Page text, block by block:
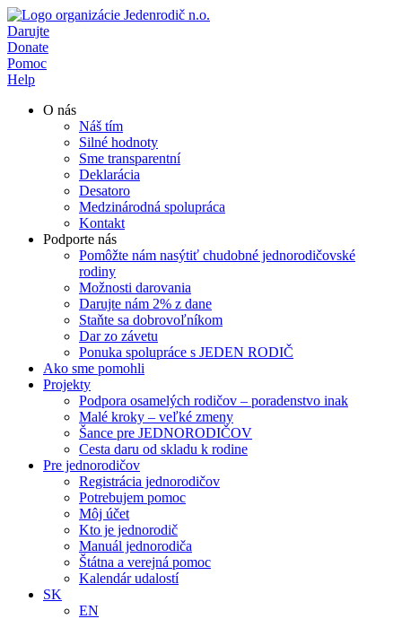
Preskočiť
na
obsah
Darujte
Donate
Pomoc
Help
O nás
Náš tím
Silné hodnoty
Sme transparentní
Deklarácia
Desatoro
Medzinárodná spolupráca
Kontakt
Podporte nás
Pomôžte nám nasýtiť chudobné jednorodičovské
rodiny
Možnosti darovania
Darujte nám 2% z dane
Staňte sa dobrovoľníkom
Dar zo závetu
Ponuka spolupráce s JEDEN RODIČ
Ako sme pomohli
Projekty
Podpora osamelých rodičov – poradenstvo inak
Malé kroky – veľké zmeny
Šance pre JEDNORODIČOV
Cesta daru od skladu k rodine
Pre jednorodičov
Registrácia jednorodičov
Potrebujem pomoc
Môj účet
Kto je jednorodič
Manuál jednorodiča
Štátna a verejná pomoc
Kalendár udalostí
SK
EN